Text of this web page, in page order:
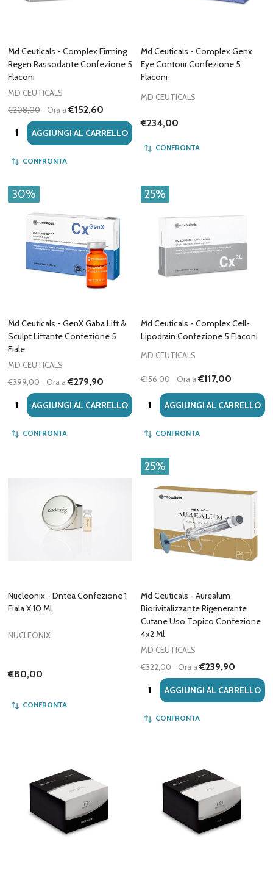
Md Ceuticals - Complex Firming
Regen Rassodante Confezione 5
Flaconi
MD CEUTICALS
€208,00
Ora a€152,60
Quantità:AGGIUNGI AL CARRELLO
CONFRONTA
Md Ceuticals - Complex Genx
Eye Contour Confezione 5
Flaconi
MD CEUTICALS
€234,00
CONFRONTA
30%
Md Ceuticals - GenX Gaba Lift &
Sculpt Liftante Confezione 5
Fiale
MD CEUTICALS
€399,00
Ora a€279,90
Quantità:AGGIUNGI AL CARRELLO
CONFRONTA
25%
Md Ceuticals - Complex Cell-
Lipodrain Confezione 5 Flaconi
MD CEUTICALS
€156,00 Ora a€117,00
Quantità:AGGIUNGI AL CARRELLO
CONFRONTA
Nucleonix - Dntea Confezione 1
Fiala X 10 Ml
NUCLEONIX
€80,00
CONFRONTA
25%
Md Ceuticals - Aurealum
Biorivitalizzante Rigenerante
Cutane Uso Topico Confezione
4x2 Ml
MD CEUTICALS
€322,00
Ora a€239,90
Quantità:AGGIUNGI AL CARRELLO
CONFRONTA